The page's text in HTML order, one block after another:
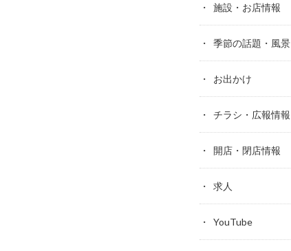
施設・お店情報
季節の話題・風景
お出かけ
チラシ・広報情報
開店・閉店情報
求人
YouTube